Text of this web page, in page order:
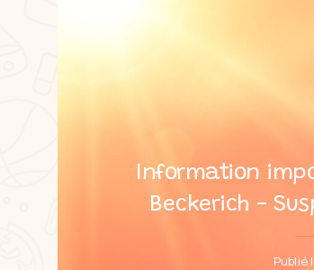
Information
Beckerich -
Publié